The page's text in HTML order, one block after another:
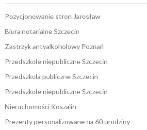
Pozycjonowanie stron Jarosław
Biura notarialne Szczecin
Zastrzyk antyalkoholowy Poznań
Przedszkole niepubliczne Szczecin
Przedszkola publiczne Szczecin
Przedszkole niepubliczne Szczecin
Nieruchomości Koszalin
Prezenty personalizowane na 60 urodziny